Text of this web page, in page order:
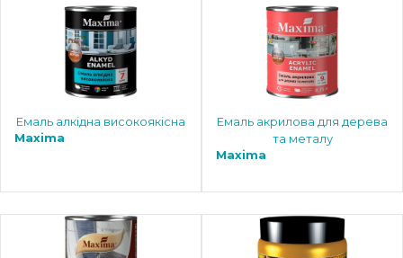
Емаль алкідна високоякісна
Maxima
Емаль акрилова для дерева
та металу
Maxima